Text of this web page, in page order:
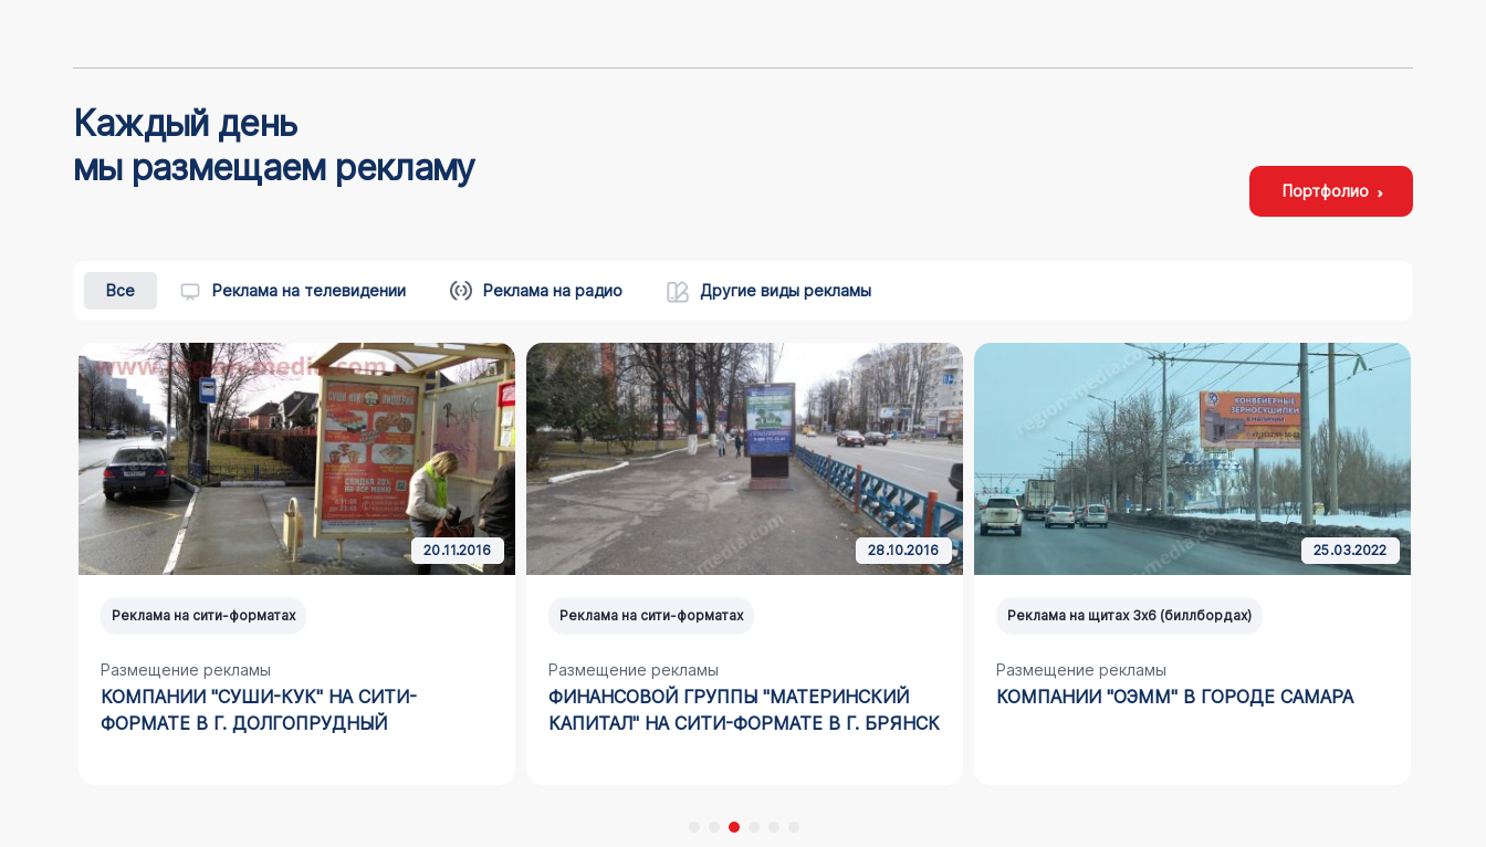
Каждый день
мы размещаем рекламу
Портфолио
Все Реклама на телевидении Реклама на радио Другие виды рекламы
20.11.2016
Реклама на сити-форматах
Размещение рекламы
КОМПАНИИ "СУШИ-КУК" НА СИТИ-
ФОРМАТЕ В Г. ДОЛГОПРУДНЫЙ
28.10.2016
Реклама на сити-форматах
Размещение рекламы
ФИНАНСОВОЙ ГРУППЫ "МАТЕРИНСКИЙ
КАПИТАЛ" НА СИТИ-ФОРМАТЕ В Г. БРЯНСК
25.03.2022
Реклама на щитах 3х6 (биллбордах)
Размещение рекламы
КОМПАНИИ "ОЭММ" В ГОРОДЕ САМАРА